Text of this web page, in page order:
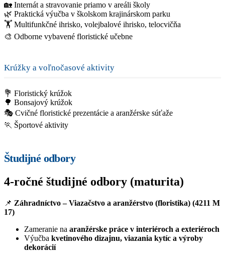
🏡 Internát a stravovanie priamo v areáli školy
🌿 Praktická výučba v školskom krajinárskom parku
🏋️ Multifunkčné ihrisko, volejbalové ihrisko, telocvičňa
🎨 Odborne vybavené floristické učebne
Krúžky a voľnočasové aktivity
💐 Floristický krúžok
🌳 Bonsajový krúžok
🎭 Cvičné floristické prezentácie a aranžérske súťaže
🏃 Športové aktivity
Študijné odbory
4-ročné študijné odbory (maturita)
📌 Záhradníctvo – Viazačstvo a aranžérstvo (floristika) (4211 M
17)
Zameranie na aranžérske práce v interiéroch a exteriéroch
Výučba kvetinového dizajnu, viazania kytíc a výroby
dekorácií